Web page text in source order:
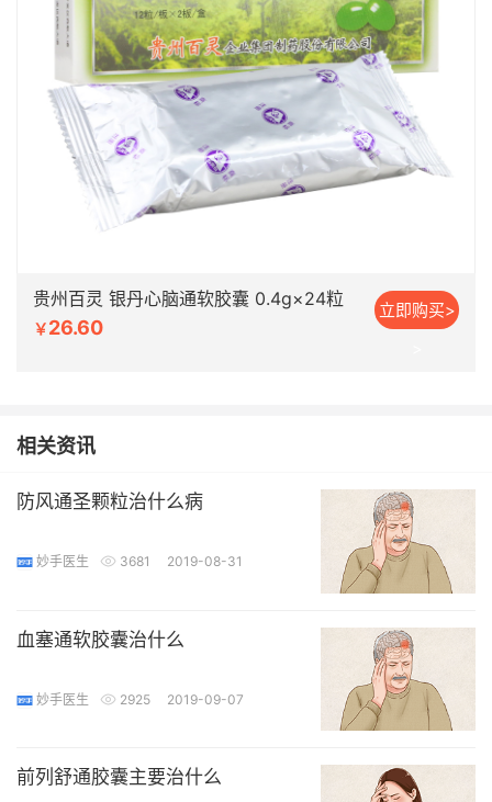
贵州百灵 银丹心脑通软胶囊 0.4g×24粒
￥26.60
立即购买>
相关资讯
防风通圣颗粒治什么病
妙手医生 3681 2019-08-31
血塞通软胶囊治什么
妙手医生 2925 2019-09-07
前列舒通胶囊主要治什么